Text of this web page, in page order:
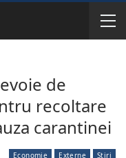
de
recoltare
carantinei
Economie Externe Știri